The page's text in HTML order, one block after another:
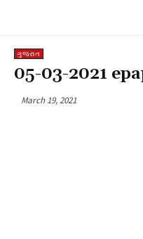
ગુજરાત
05-03-2021
March 19, 2021